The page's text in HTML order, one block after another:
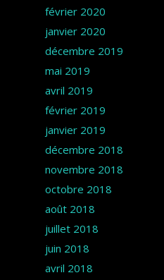
février 2020
janvier 2020
décembre 2019
mai 2019
avril 2019
février 2019
janvier 2019
décembre 2018
novembre 2018
octobre 2018
août 2018
juillet 2018
juin 2018
avril 2018